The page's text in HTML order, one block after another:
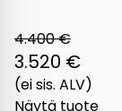
4.400 €
3.520 €
(ei sis. ALV)
Näytä tuote